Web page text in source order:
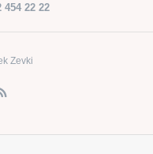
454 22 22
Zevki